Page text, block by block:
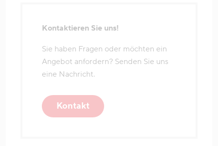
Kontaktieren Sie uns!
Sie haben Fragen oder möchten ein
Angebot anfordern? Senden Sie uns
eine Nachricht.
Kontakt